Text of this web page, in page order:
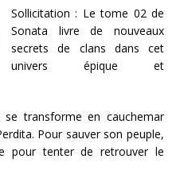
Sollicitation : Le tome 02 de
Sonata livre de nouveaux
secrets de clans dans cet
univers épique et
se transforme en cauchemar
Pour sauver son peuple,
pour tenter de retrouver le